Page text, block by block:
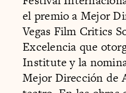
el premio a Mejor
Vegas Film Critics
Excelencia que
Institute y la
Mejor Dirección de